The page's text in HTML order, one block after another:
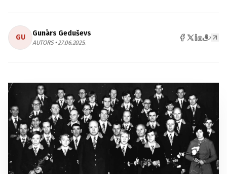
GU Gunārs Geduševs
AUTORS • 27.06.2025.